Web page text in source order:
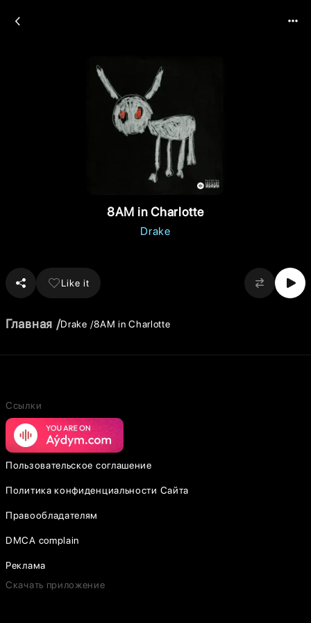
8AM in Charlotte
Drake
Like it
Главная Drake 8AM in Charlotte
Ссылки
Пользовательское соглашение
Политика конфиденциальности Сайта
Правообладателям
DMCA complain
Реклама
Скачать приложение